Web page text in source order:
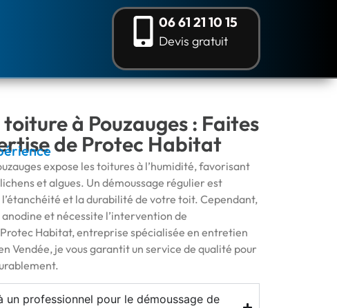
06 61 21 10 15
Devis gratuit
à Pouzauges : Faites
de Protec Habitat
expose les toitures à l’humidité, favorisant
et algues. Un démoussage régulier est
et la durabilité de votre toit. Cependant,
et nécessite l’intervention de
Habitat, entreprise spécialisée en entretien
Vendée, je vous garantit un service de qualité pour
un professionnel pour le démoussage de